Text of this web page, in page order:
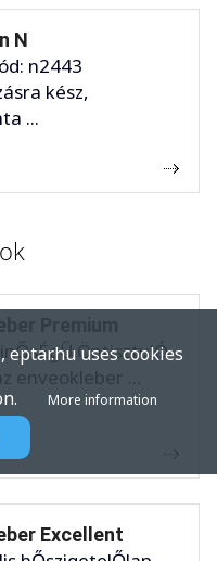
N
n2443
kész,
...
ÖntisztulÓ
enveokleber ...
Excellent
uses cookies
More information